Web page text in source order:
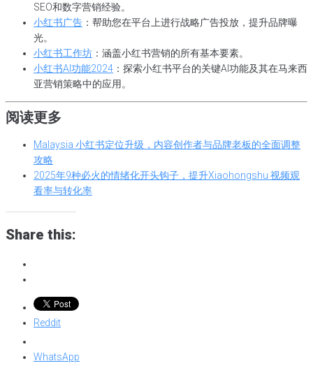
SEO和数字营销经验。
小红书广告 ：帮助您在平台上进行战略广告投放，提升品牌曝
光。
小红书工作坊 ：涵盖小红书营销的所有基本要素。
小红书AI功能2024 ：探索小红书平台的关键AI功能及其在马来西
亚营销策略中的应用。
阅读更多
Malaysia 小红书定位升级，内容创作者与品牌老板的全面调整
攻略
2025年9种必火的情绪化开头钩子，提升Xiaohongshu 视频观
看率与转化率
Share this:
Reddit
WhatsApp